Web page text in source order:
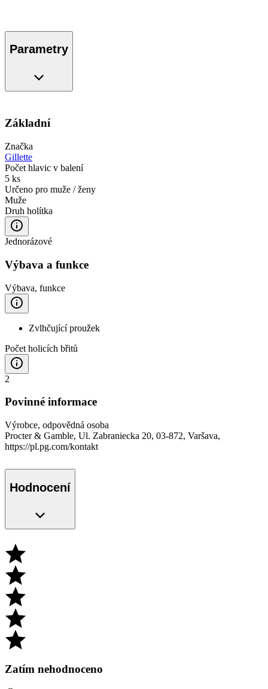
Parametry
Základní
Značka
Gillette
Počet hlavic v balení
5 ks
Určeno pro muže / ženy
Muže
Druh holítka
Jednorázové
Výbava a funkce
Výbava, funkce
Zvlhčující proužek
Počet holicích břitů
2
Povinné informace
Výrobce, odpovědná osoba
Procter & Gamble, Ul. Zabraniecka 20, 03-872, Varšava,
https://pl.pg.com/kontakt
Hodnocení
Zatím nehodnoceno